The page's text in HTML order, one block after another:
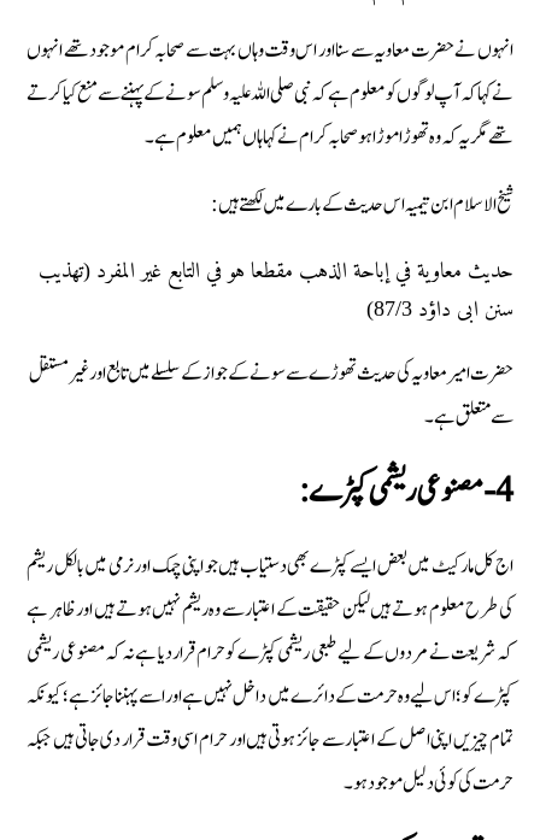
انہوں نے حضرت معاویہ سے سنا اور اس وقت وہاں بہت سے صحابہ کرام موجود تھے انہوں
نے کہا کہ آپ لوگوں کو معلوم ہے کہ نبی صلی اللہ علیہ وسلم سونے کے پہننے سے منع کیا کرتے
تھے مگر یہ کہ وہ تھوڑا موڑا ہو صحابہ کرام نے کہا ہاں ہمیں معلوم ہے۔
شیخ الاسلام ابن تیمیہ اس حدیث کے بارے میں لکھتے ہیں:
حديث معاوية في إباحة الذهب مقطعا هو في التابع غير المفرد (تھذیب
سنن ابی داؤد 87/3)
حضرت امیر معاویہ کی حدیث تھوڑے سے سونے کے جواز کے سلسلے میں تابع اور غیر مستقل
سے متعلق ہے۔
4- مصنوعی ریشمی کپڑے:
اج کل مارکیٹ میں بعض ایسے کپڑے بھی دستیاب ہیں جو اپنی چمک اور نرمی میں بالکل ریشم
کی طرح معلوم ہوتے ہیں لیکن حقیقت کے اعتبار سے وہ ریشم نہیں ہوتے ہیں اور ظاہر ہے
کہ شریعت نے مردوں کے لیے طبعی ریشمی کپڑے کو حرام قرار دیا ہے نہ کہ مصنوعی ریشمی
کپڑے کو ؛اس لیے وہ حرمت کے دائرے میں داخل نہیں ہے اور اسے پہننا جائز ہے؛ کیونکہ
تمام چیزیں اپنی اصل کے اعتبار سے جائز ہوتی ہیں اور حرام اسی وقت قرار دی جاتی ہیں جبکہ
حرمت کی کوئی دلیل موجود ہو۔